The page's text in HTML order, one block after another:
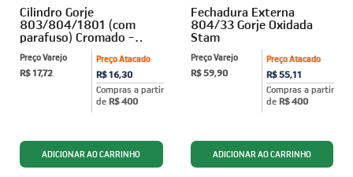
Cilindro Gorje
803/804/1801 (com
parafuso) Cromado -
Preço Atacado
R$ 16,30
Compras a partir
de R$ 400
Preço Varejo
R$ 17,72
Fechadura Externa
804/33 Gorje Oxidada
Stam
Preço Atacado
R$ 55,11
Compras a partir
de R$ 400
Preço Varejo
R$ 59,90